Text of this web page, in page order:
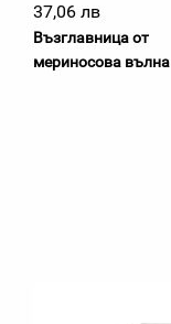
37,06 лв
Възглавница от
мериносова вълна